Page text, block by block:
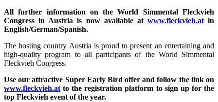
All further information on the World Simmental Fleckvieh
Congress in Austria is now available at www.fleckvieh.atin
English/German/Spanish.
The hosting country Austria is proud to present an entertaining and
high-quality program to all participants of the World Simmental
Fleckvieh Congress.
Use our attractive Super Early Bird offer and follow the link on
www.fleckvieh.at to the registration platform to sign up for the
top Fleckvieh event of the year.